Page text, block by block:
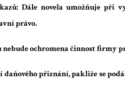
Dále novela umožňuje
právo.
ochromena činnost firmy
přiznání, pakliže se